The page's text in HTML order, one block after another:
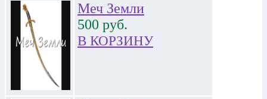
Меч Земли
500 руб.
В КОРЗИНУ